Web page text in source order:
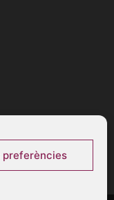
preferències